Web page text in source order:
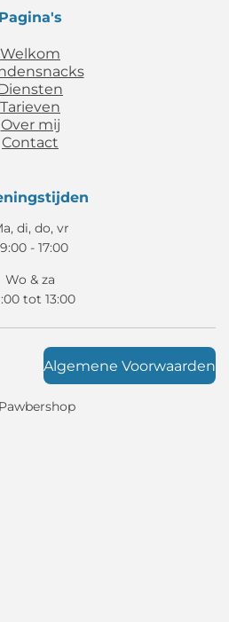
p
e
b
o
k
a
Pagina's
Welkom
Tarieven
Over mij
Contact
di, do, vr
- 17:00
Wo & za
tot 13:00
Algemene Voorwaarden